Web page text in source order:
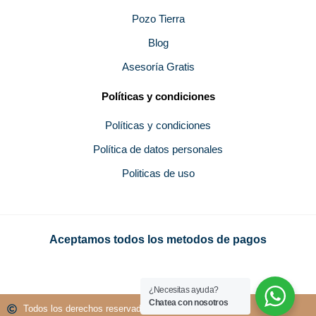
Pozo Tierra
Blog
Asesoría Gratis
Políticas y condiciones
Políticas y condiciones
Política de datos personales
Politicas de uso
Aceptamos todos los metodos de pagos
Todos los derechos reservados GROUPMEN
¿Necesitas ayuda?
Chatea con nosotros